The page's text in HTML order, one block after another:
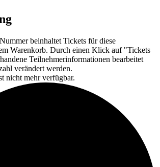
beinhaltet Tickets für diese
Warenkorb. Durch einen Klick auf "Tickets
Teilnehmerinformationen bearbeitet
verändert werden.
nicht mehr verfügbar.